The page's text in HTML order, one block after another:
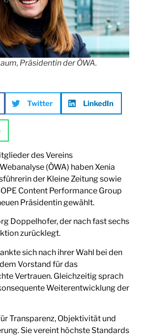
Präsidentin der ÖWA.
Twitter LinkedIn
des Vereins
(ÖWA) haben Xenia
der Kleine Zeitung sowie
Content Performance Group
Präsidentin gewählt.
Doppelhofer, der nach fast sechs
zurücklegt.
sich nach ihrer Wahl bei den
Vorstand für das
Vertrauen. Gleichzeitig sprach
Weiterentwicklung der
Transparenz, Objektivität und
Sie vereint höchste Standards